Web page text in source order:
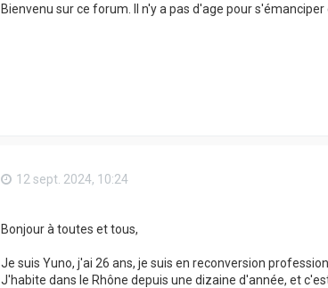
Bienvenu sur ce forum. Il n'y a pas d'age pour
12 sept. 2024, 10:24
Bonjour à toutes et tous,
Je suis Yuno, j'ai 26 ans, je suis en reconversion
J'habite dans le Rhône depuis une dizaine d'année, et